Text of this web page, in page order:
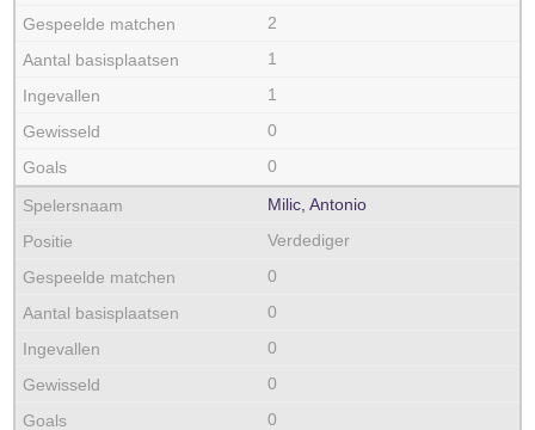
2
1
1
0
0
Milic, Antonio
Verdediger
0
0
0
0
0